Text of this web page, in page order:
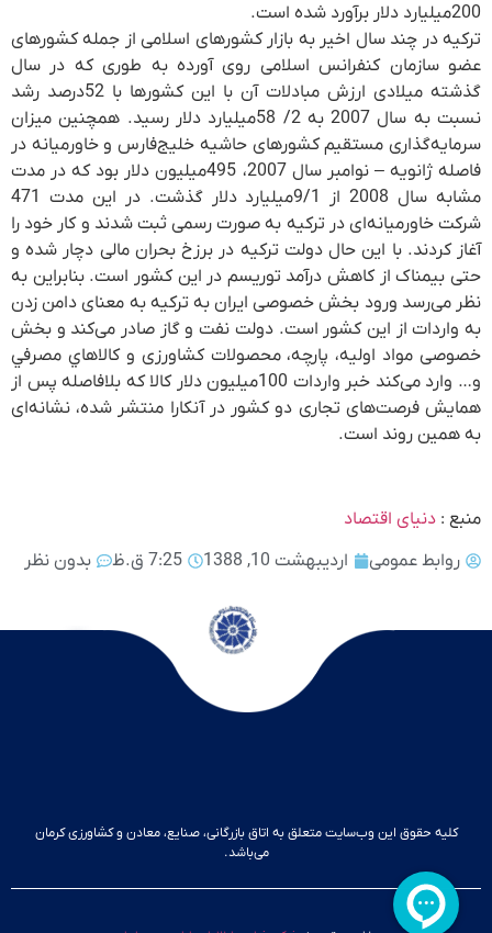
200‌میلیارد دلار برآورد شده است.
ترکیه در چند سال اخیر به بازار کشورهای اسلامی از جمله کشورهای
عضو سازمان کنفرانس اسلامی روی آورده به طوری که در سال
گذشته میلادی ارزش مبادلات آن با این کشورها با 52‌درصد رشد
نسبت به سال 2007 به 2/ 58‌میلیارد دلار رسید. همچنین میزان
سرمایه‌گذاری مستقیم کشورهای حاشیه خلیج‌فارس و خاورمیانه در
فاصله ژانویه – نوامبر سال 2007، 495‌میلیون دلار بود که در مدت
مشابه سال 2008 از 9/1‌میلیارد دلار گذشت. در این مدت 471
شرکت خاورمیانه‌ای در ترکیه به صورت رسمی ثبت شدند و کار خود را
آغاز کردند. با این حال دولت ترکیه در برزخ بحران مالی دچار شده و
حتی بیمناک از کاهش درآمد توریسم در این کشور است. بنابراین به
نظر می‌رسد ورود بخش خصوصی ایران به ترکیه به معنای دامن زدن
به واردات از این کشور است. دولت نفت و گاز صادر می‌کند و بخش
خصوصی مواد اولیه، پارچه، محصولات کشاورزی و كالاهاي مصرفي
و… وارد می‌کند خبر واردات 100‌میلیون دلار کالا که بلافاصله پس از
همایش فرصت‌های تجاری دو کشور در آنکارا منتشر شده، نشانه‌ای
به همین روند است.
منبع : دنیای اقتصاد
روابط عمومی
اردیبهشت 10, 1388 7:25 ق.ظ بدون نظر
کلیه حقوق این وب‌سایت متعلق به اتاق بازرگانی، صنایع، معادن و کشاورزی کرمان
می‌باشد.